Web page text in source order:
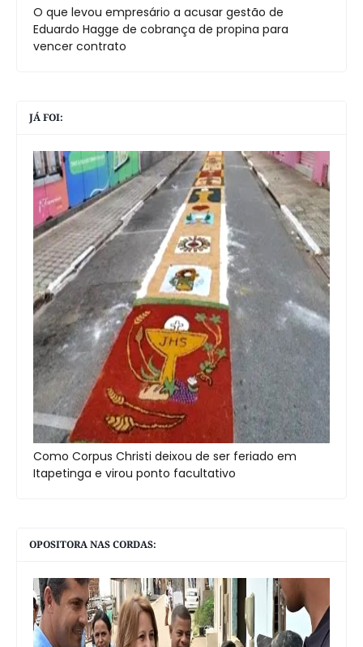
O que levou empresário a acusar gestão de
Eduardo Hagge de cobrança de propina para
vencer contrato
JÁ FOI:
Como Corpus Christi deixou de ser feriado em
Itapetinga e virou ponto facultativo
OPOSITORA NAS CORDAS: